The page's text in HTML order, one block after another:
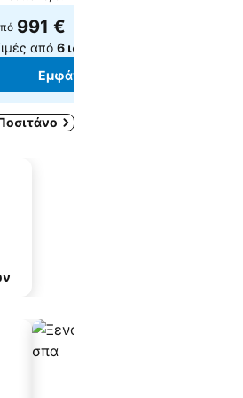
991 €
από 6 ιστότοπους
Εμφάνιση τιμών